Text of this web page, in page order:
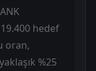
19.400 hedef
oran,
%25